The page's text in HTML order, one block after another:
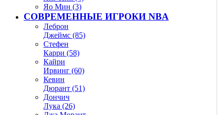
Яо Мин (3)
СОВРЕМЕННЫЕ ИГРОКИ NBA
Леброн
Джеймс (85)
Стефен
Карри (58)
Кайри
Ирвинг (60)
Кевин
Дюрант (51)
Дончич
Лука (26)